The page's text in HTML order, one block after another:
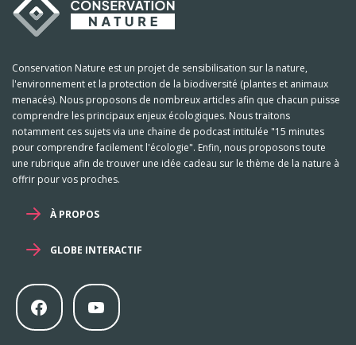
Conservation Nature est un projet de sensibilisation sur la nature,
l'environnement et la protection de la biodiversité (plantes et animaux
menacés). Nous proposons de nombreux articles afin que chacun puisse
comprendre les principaux enjeux écologiques. Nous traitons
notamment ces sujets via une chaine de podcast intitulée "15 minutes
pour comprendre facilement l'écologie". Enfin, nous proposons toute
une rubrique afin de trouver une idée cadeau sur le thème de la nature à
offrir pour vos proches.
À PROPOS
GLOBE INTERACTIF